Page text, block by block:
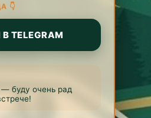
👇
TELEGRAM
— буду очень рад